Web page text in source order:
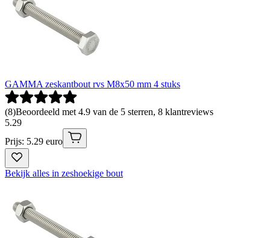
GAMMA zeskantbout rvs M8x50 mm 4 stuks
(8)Beoordeeld met 4.9 van de 5 sterren, 8 klantreviews
5.29
Prijs: 5.29 euro
Bekijk alles in zeshoekige bout